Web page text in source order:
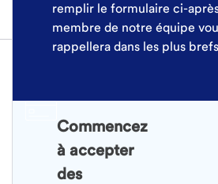
remplir le formulaire ci-
membre de notre équipe
rappellera dans les plus
Commencez
à accepter
des